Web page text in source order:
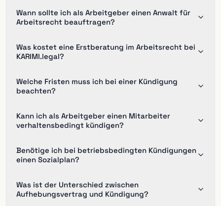
Wann sollte ich als Arbeitgeber einen Anwalt für
Arbeitsrecht beauftragen?
Was kostet eine Erstberatung im Arbeitsrecht bei
KARIMI.legal?
Welche Fristen muss ich bei einer Kündigung
beachten?
Kann ich als Arbeitgeber einen Mitarbeiter
verhaltensbedingt kündigen?
Benötige ich bei betriebsbedingten Kündigungen
einen Sozialplan?
Was ist der Unterschied zwischen
Aufhebungsvertrag und Kündigung?